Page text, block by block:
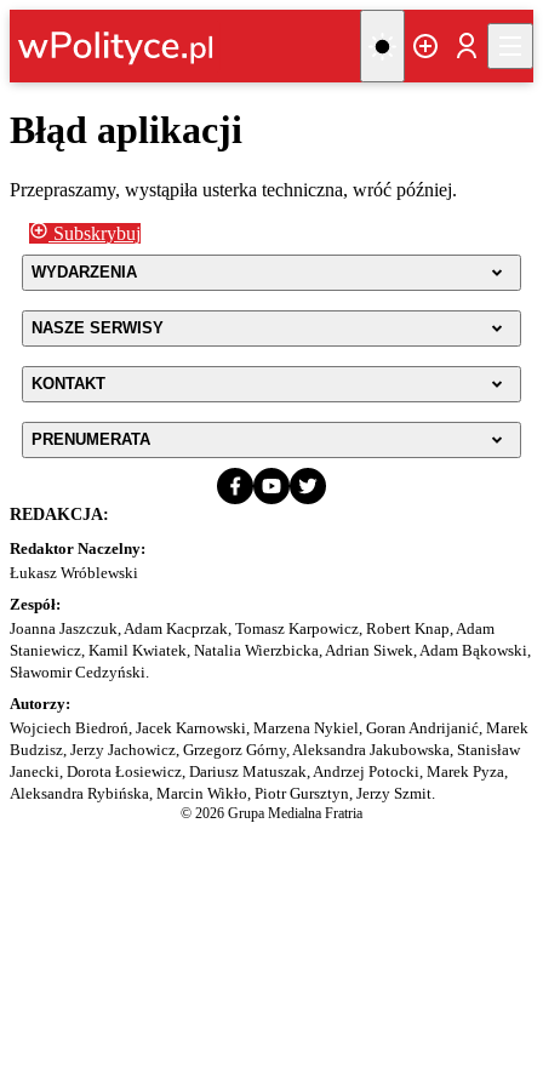
Błąd aplikacji
Przepraszamy, wystąpiła usterka techniczna, wróć później.
Subskrybuj
WYDARZENIA
NASZE SERWISY
KONTAKT
PRENUMERATA
REDAKCJA:
Redaktor Naczelny:
Łukasz Wróblewski
Zespół:
Joanna Jaszczuk, Adam Kacprzak, Tomasz Karpowicz, Robert Knap, Adam
Staniewicz, Kamil Kwiatek, Natalia Wierzbicka, Adrian Siwek, Adam Bąkowski,
Sławomir Cedzyński.
Autorzy:
Wojciech Biedroń, Jacek Karnowski, Marzena Nykiel, Goran Andrijanić, Marek
Budzisz, Jerzy Jachowicz, Grzegorz Górny, Aleksandra Jakubowska, Stanisław
Janecki, Dorota Łosiewicz, Dariusz Matuszak, Andrzej Potocki, Marek Pyza,
Aleksandra Rybińska, Marcin Wikło, Piotr Gursztyn, Jerzy Szmit.
© 2026 Grupa Medialna Fratria